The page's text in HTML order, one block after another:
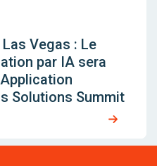
Vegas : Le
par IA sera
Solutions Summit